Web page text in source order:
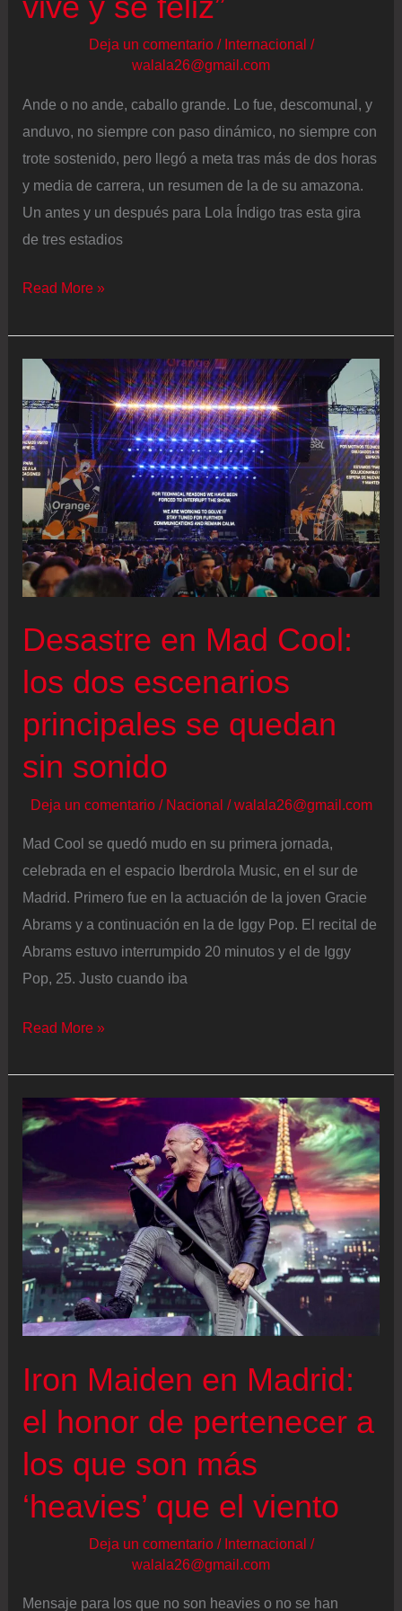
Deja un comentario / Internacional /
walala26@gmail.com
Ande o no ande, caballo grande. Lo fue, descomunal, y
anduvo, no siempre con paso dinámico, no siempre con
trote sostenido, pero llegó a meta tras más de dos horas
y media de carrera, un resumen de la de su amazona.
Un antes y un después para Lola Índigo tras esta gira
de tres estadios
Lola
tuvo
estadio:
“Lo
importante
es
que
estamos
aquí,
vive
Read More »
Desastre en Mad Cool:
los dos escenarios
principales se quedan
sin sonido
Deja un comentario / Nacional /walala26@gmail.com
Mad Cool se quedó mudo en su primera jornada,
celebrada en el espacio Iberdrola Music, en el sur de
Madrid. Primero fue en la actuación de la joven Gracie
Abrams y a continuación en la de Iggy Pop. El recital de
Abrams estuvo interrumpido 20 minutos y el de Iggy
Pop, 25. Justo cuando iba
Desastre
Mad
Cool:
los
dos
escenarios
principales
se
quedan
sin
sonido
Read More »
Iron Maiden en Madrid:
el honor de pertenecer a
los que son más
‘heavies’ que el viento
Deja un comentario / Internacional /
walala26@gmail.com
Mensaje para los que no son heavies o no se han